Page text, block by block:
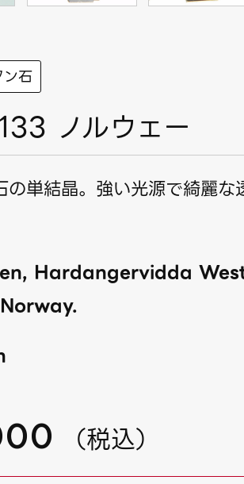
石
ノルウェー
の単結晶。強い光源で綺麗な
Hardangervidda
（税込）